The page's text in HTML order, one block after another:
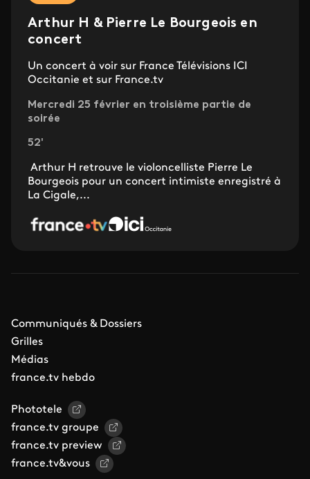
Arthur H & Pierre Le Bourgeois en
concert
Un concert à voir sur France Télévisions ICI
Occitanie et sur France.tv
Mercredi 25 février en troisième partie de
soirée
52'
Arthur H retrouve le violoncelliste Pierre Le
Bourgeois pour un concert intimiste enregistré à
La Cigale,...
Communiqués & Dossiers
Grilles
Médias
france.tv hebdo
Phototele
france.tv groupe
france.tv preview
france.tv&vous